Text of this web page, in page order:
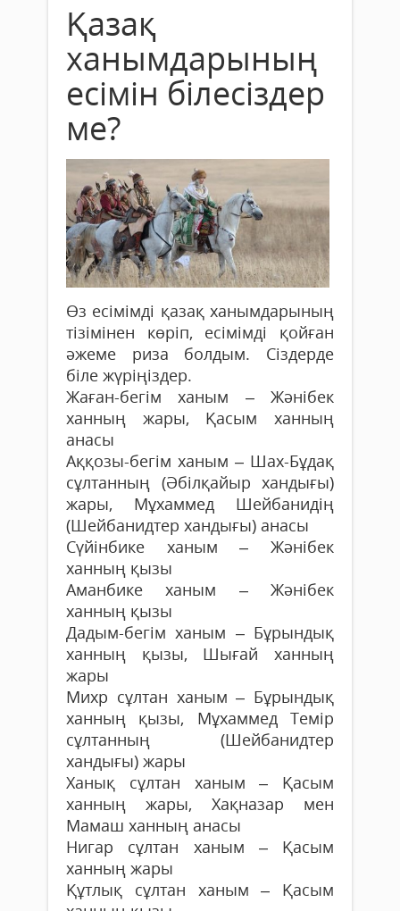
Қазақ
ханымдарының
есімін білесіздер
ме?
Өз есімімді қазақ ханымдарының
тізімінен көріп, есімімді қойған
әжеме риза болдым. Сіздерде
біле жүріңіздер.
Жаған-бегім ханым – Жәнібек
ханның жары, Қасым ханның
анасы
Аққозы-бегім ханым – Шах-Бұдақ
сұлтанның (Әбілқайыр хандығы)
жары, Мұхаммед Шейбанидің
(Шейбанидтер хандығы) анасы
Сүйінбике ханым – Жәнібек
ханның қызы
Аманбике ханым – Жәнібек
ханның қызы
Дадым-бегім ханым – Бұрындық
ханның қызы, Шығай ханның
жары
Михр сұлтан ханым – Бұрындық
ханның қызы, Мұхаммед Темір
сұлтанның (Шейбанидтер
хандығы) жары
Ханық сұлтан ханым – Қасым
ханның жары, Хақназар мен
Мамаш ханның анасы
Нигар сұлтан ханым – Қасым
ханның жары
Құтлық сұлтан ханым – Қасым